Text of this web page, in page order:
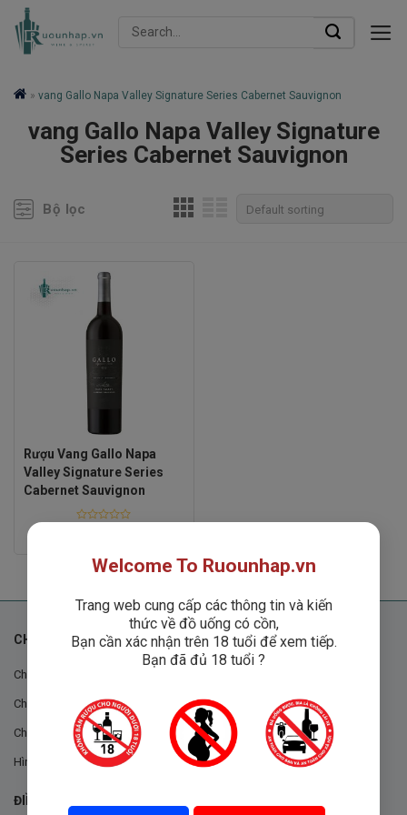
Skip
Search
» vang Gallo Napa Valley Signature Series Cabernet Sauvignon
vang Gallo Napa Valley Signature
Series Cabernet Sauvignon
Bộ lọc
Rượu Vang Gallo Napa
Valley Signature Series
Cabernet Sauvignon
CHÍNH SÁCH
Chính sách chung
Chính sách đổi trả
Chính sách mua hàng
Hình thức thanh toán
ĐIỀU KHOẢN VÀ CHÍNH SÁCH
Welcome To Ruounhap.vn
Trang web cung cấp các thông tin và kiến
thức về đồ uống có cồn,
Bạn cần xác nhận trên 18 tuổi để xem tiếp.
Bạn đã đủ 18 tuổi ?